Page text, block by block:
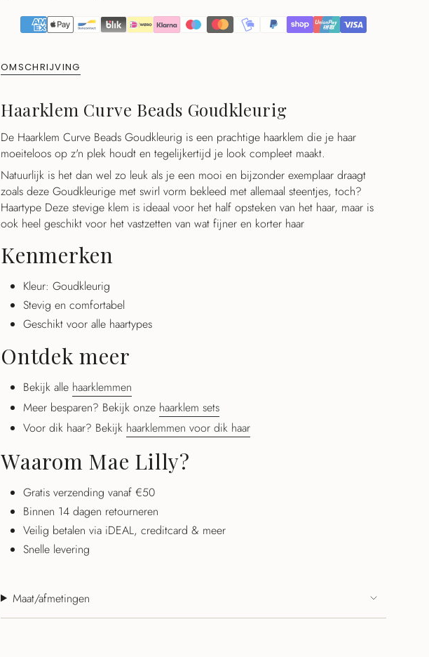
product
van
quantity
}}",
"minimum_of"=>"Minimaal
{{
quantity
}}",
"maximum_of"=>"Maximaal
{{
quantity
}}"}
OMSCHRIJVING
Haarklem Curve Beads Goudkleurig
De Haarklem Curve Beads Goudkleurig is een prachtige haarklem die je haar
moeiteloos op z'n plek houdt en tegelijkertijd je look compleet maakt.
Natuurlijk is het dan wel zo leuk als je een mooi en bijzonder exemplaar draagt
zoals deze Goudkleurige met swirl vorm bekleed met allemaal steentjes, toch?
Haartype Deze stevige klem is ideaal voor het half opsteken van het haar, maar is
ook heel geschikt voor het vastzetten van wat fijner en korter haar
Kenmerken
Kleur: Goudkleurig
Stevig en comfortabel
Geschikt voor alle haartypes
Ontdek meer
Bekijk alle haarklemmen
Meer besparen? Bekijk onze haarklem sets
Voor dik haar? Bekijk haarklemmen voor dik haar
Waarom Mae Lilly?
Gratis verzending vanaf €50
Binnen 14 dagen retourneren
Veilig betalen via iDEAL, creditcard & meer
Snelle levering
Maat/afmetingen